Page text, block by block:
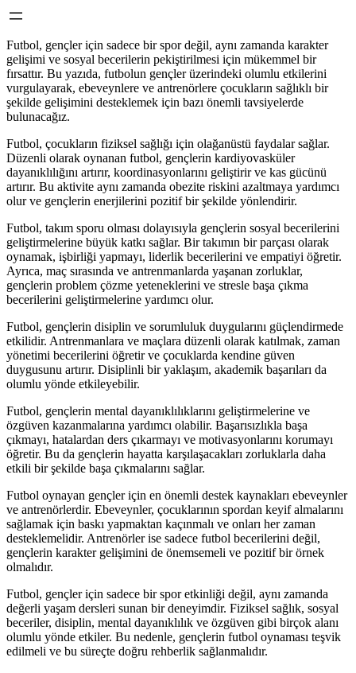
Futbol, gençler için sadece bir spor değil, aynı zamanda karakter
gelişimi ve sosyal becerilerin pekiştirilmesi için mükemmel bir
fırsattır. Bu yazıda, futbolun gençler üzerindeki olumlu etkilerini
vurgulayarak, ebeveynlere ve antrenörlere çocukların sağlıklı bir
şekilde gelişimini desteklemek için bazı önemli tavsiyelerde
bulunacağız.
Futbol, çocukların fiziksel sağlığı için olağanüstü faydalar sağlar.
Düzenli olarak oynanan futbol, gençlerin kardiyovasküler
dayanıklılığını artırır, koordinasyonlarını geliştirir ve kas gücünü
artırır. Bu aktivite aynı zamanda obezite riskini azaltmaya yardımcı
olur ve gençlerin enerjilerini pozitif bir şekilde yönlendirir.
Futbol, takım sporu olması dolayısıyla gençlerin sosyal becerilerini
geliştirmelerine büyük katkı sağlar. Bir takımın bir parçası olarak
oynamak, işbirliği yapmayı, liderlik becerilerini ve empatiyi öğretir.
Ayrıca, maç sırasında ve antrenmanlarda yaşanan zorluklar,
gençlerin problem çözme yeteneklerini ve stresle başa çıkma
becerilerini geliştirmelerine yardımcı olur.
Futbol, gençlerin disiplin ve sorumluluk duygularını güçlendirmede
etkilidir. Antrenmanlara ve maçlara düzenli olarak katılmak, zaman
yönetimi becerilerini öğretir ve çocuklarda kendine güven
duygusunu artırır. Disiplinli bir yaklaşım, akademik başarıları da
olumlu yönde etkileyebilir.
Futbol, gençlerin mental dayanıklılıklarını geliştirmelerine ve
özgüven kazanmalarına yardımcı olabilir. Başarısızlıkla başa
çıkmayı, hatalardan ders çıkarmayı ve motivasyonlarını korumayı
öğretir. Bu da gençlerin hayatta karşılaşacakları zorluklarla daha
etkili bir şekilde başa çıkmalarını sağlar.
Futbol oynayan gençler için en önemli destek kaynakları ebeveynler
ve antrenörlerdir. Ebeveynler, çocuklarının spordan keyif almalarını
sağlamak için baskı yapmaktan kaçınmalı ve onları her zaman
desteklemelidir. Antrenörler ise sadece futbol becerilerini değil,
gençlerin karakter gelişimini de önemsemeli ve pozitif bir örnek
olmalıdır.
Futbol, gençler için sadece bir spor etkinliği değil, aynı zamanda
değerli yaşam dersleri sunan bir deneyimdir. Fiziksel sağlık, sosyal
beceriler, disiplin, mental dayanıklılık ve özgüven gibi birçok alanı
olumlu yönde etkiler. Bu nedenle, gençlerin futbol oynaması teşvik
edilmeli ve bu süreçte doğru rehberlik sağlanmalıdır.